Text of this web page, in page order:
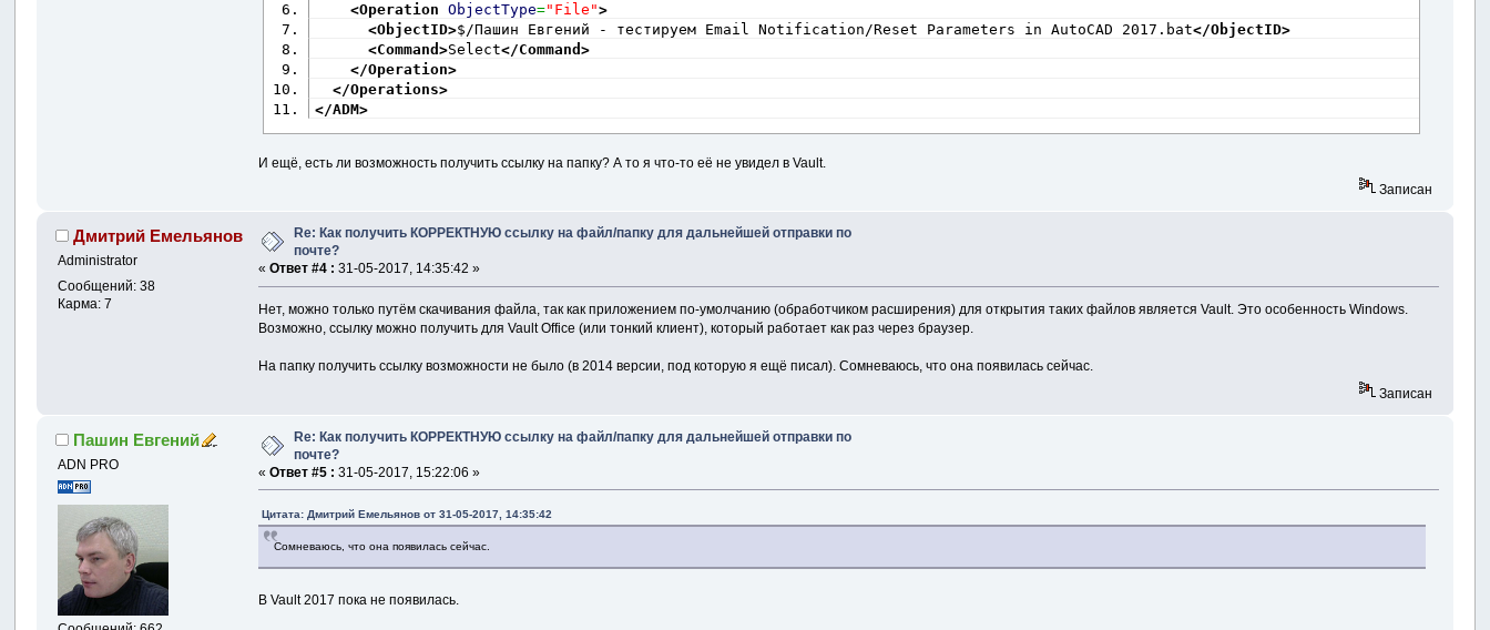
m_descriptionLabel
"The full Vault path.  Technically this is not a link."
}
m_descriptionLabel
"A link to a page inside the Vault web client.  Following " +
"the link will cause the default web browser to navigate to "
}
else
m_descriptionLabel
}
}
private m_ComboBox_Enter object sender, EventArgs e
ComboBox combo = sender as ComboBox;
SetDescriptionText(combo);
}
<Operation
ObjectType="File">
<ObjectID>$/Пашин Евгений - тестируем Email Notification/Reset Parameters in AutoCAD 2017.bat</ObjectID>
<Command>Select</Command>
</Operation>
</Operations>
</ADM>
И ещё, есть ли возможность получить ссылку на папку? А то я что-то её не увидел в Vault.
Записан
Дмитрий Емельянов
Administrator
Сообщений: 38
Карма: 7
Re: Как получить КОРРЕКТНУЮ ссылку на файл/папку для дальнейшей отправки по
почте?
«Ответ #4 : 31-05-2017, 14:35:42 »
Нет, можно только путём скачивания файла, так как приложением по-умолчанию (обработчиком расширения) для открытия таких файлов является Vault. Это особенность Windows.
Возможно, ссылку можно получить для Vault Office (или тонкий клиент), который работает как раз через браузер.
На папку получить ссылку возможности не было (в 2014 версии, под которую я ещё писал). Сомневаюсь, что она появилась сейчас.
Записан
Пашин Евгений
ADN PRO
Re: Как получить КОРРЕКТНУЮ ссылку на файл/папку для дальнейшей отправки по
почте?
«Ответ #5 : 31-05-2017, 15:22:06 »
Цитата: Дмитрий Емельянов от 31-05-2017, 14:35:42
Сомневаюсь, что она появилась сейчас.
В Vault 2017 пока не появилась.